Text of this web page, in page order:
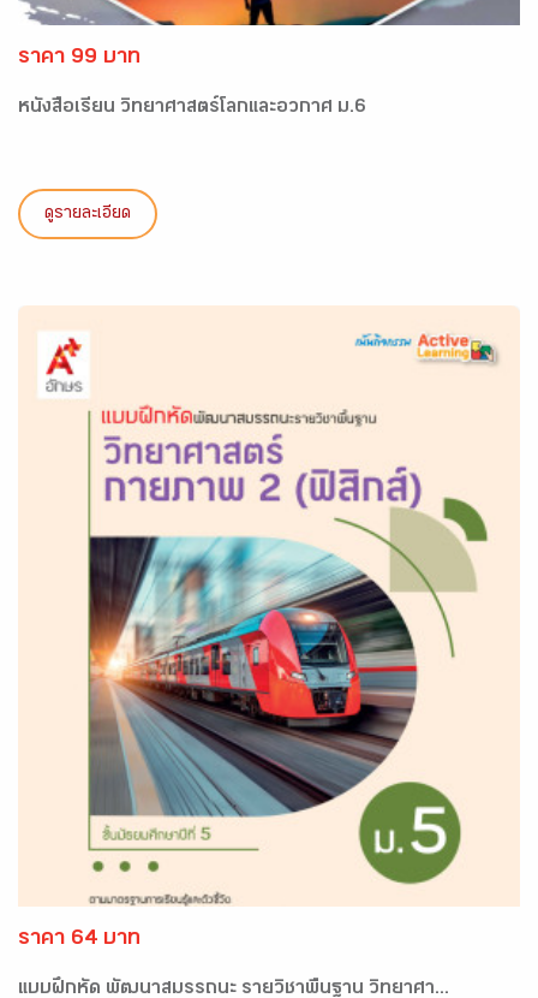
ราคา 99 บาท
หนังสือเรียน วิทยาศาสตร์โลกและอวกาศ ม.6
ดูรายละเอียด
ราคา 64 บาท
แบบฝึกหัด พัฒนาสมรรถนะ รายวิชาพื้นฐาน วิทยาศา...